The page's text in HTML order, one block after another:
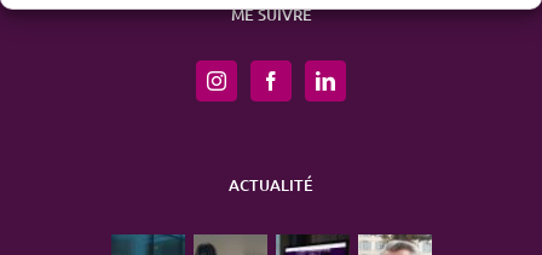
ME SUIVRE
ACTUALITÉ